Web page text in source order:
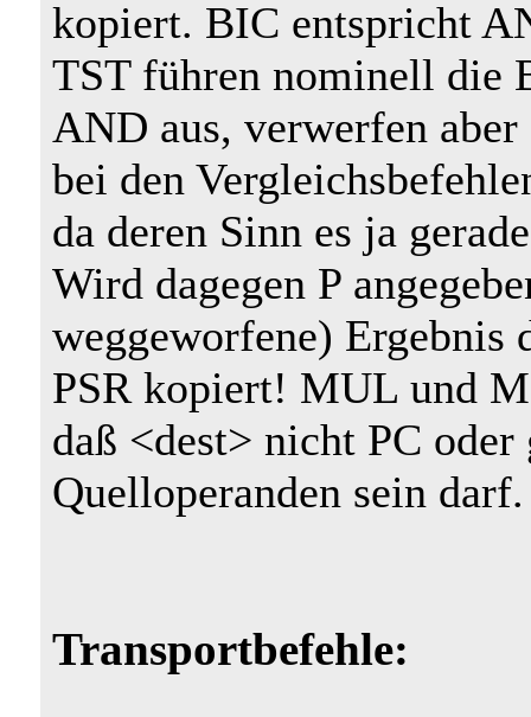
kopiert. BIC entspricht
TST führen nominell die
AND aus, verwerfen aber
bei den
da deren Sinn es ja
Wird dagegen P
weggeworfene) Ergebnis
PSR kopiert! MUL und
daß <dest> nicht PC
Quelloperanden sein darf.
Transportbefehle: